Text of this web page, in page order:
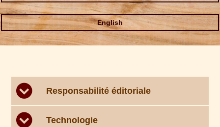
Tarifs et Disponibilités
Contact
Samoens et alentours
English
Responsabilité éditoriale
Technologie